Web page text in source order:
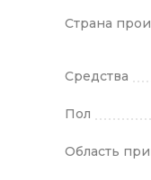
состоянии
Страна
Средства
Пол
Область